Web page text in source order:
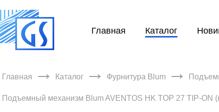
Главная Каталог
Главная → Каталог → Фурнитура Blum →
Подъемный механизм Blum AVENTOS HK TOP 27 TIP-